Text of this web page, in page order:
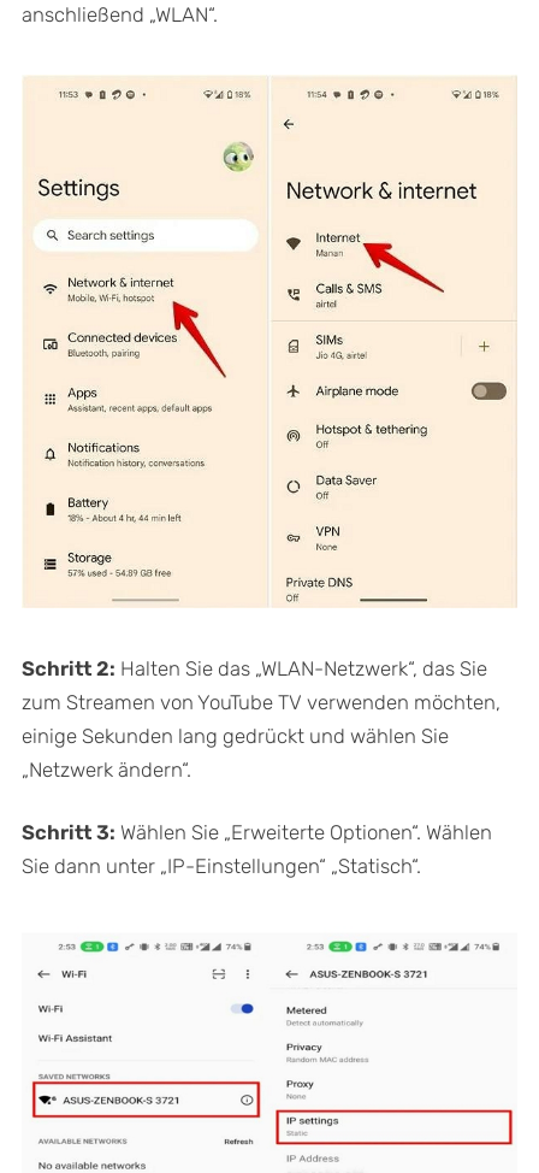
anschließend „WLAN“.
Schritt 2: Halten Sie das „WLAN-Netzwerk“, das Sie
zum Streamen von YouTube TV verwenden möchten,
einige Sekunden lang gedrückt und wählen Sie
„Netzwerk ändern“.
Schritt 3: Wählen Sie „Erweiterte Optionen“. Wählen
Sie dann unter „IP-Einstellungen“ „Statisch“.